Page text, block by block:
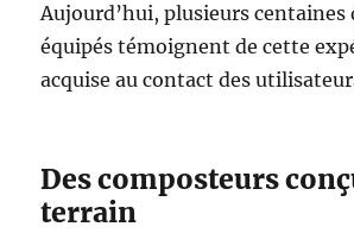
Aujourd’hui, plusieurs centaines
équipés témoignent de cette
acquise au contact des
Des composteurs
terrain